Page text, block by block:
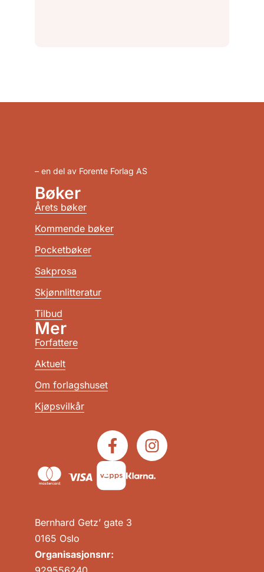
– en del av Forente Forlag AS
Bernhard Getz’ gate 3
0165 Oslo
Organisasjonsnr:
Bøker
Årets bøker
Kommende bøker
Pocketbøker
Sakprosa
Skjønnlitteratur
Tilbud
Mer
Forfattere
Aktuelt
Om forlagshuset
Kjøpsvilkår